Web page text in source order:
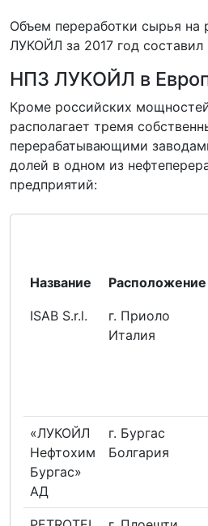
Объем переработки сырья на
ЛУКОЙЛ за 2017 год составил
НПЗ ЛУКОЙЛ в
Кроме российских
располагает тремя
перерабатывающими
долей в одном из
предприятий:
Название Расположение
ISAB S.r.l.
г. Приоло
Италия
«ЛУКОЙЛ
Нефтохим
Бургас»
АД
г. Бургас
Болгария